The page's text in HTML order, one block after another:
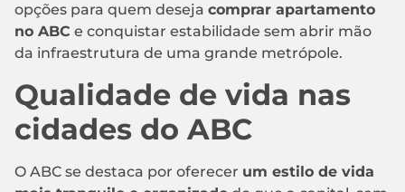
opções para quem deseja comprar apartamento
no ABC e conquistar estabilidade sem abrir mão
da infraestrutura de uma grande metrópole.
Qualidade de vida nas
cidades do ABC
O ABC se destaca por oferecer um estilo de vida